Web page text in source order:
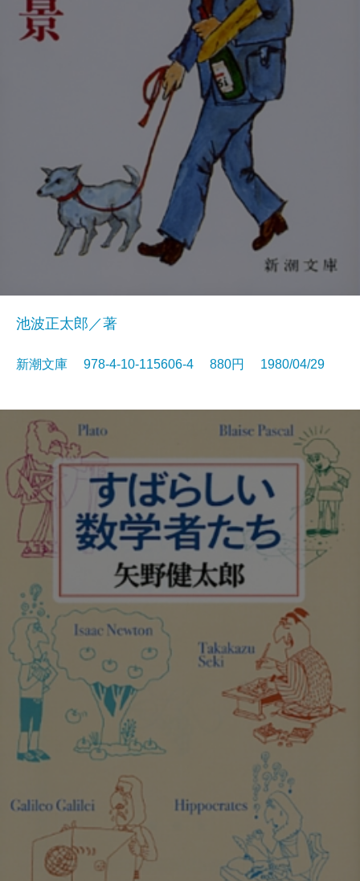
池波正太郎／著
新潮文庫 978-4-10-115606-4 880円 1980/04/29